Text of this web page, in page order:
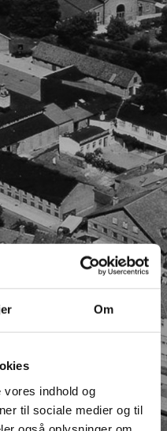
Om
indhold og
til sociale medier og til